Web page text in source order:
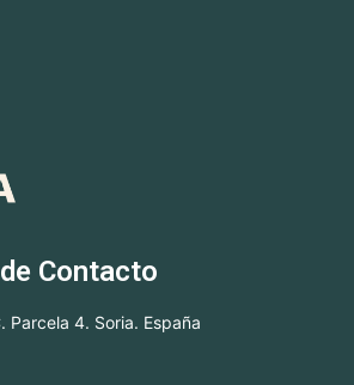
Contacto
Parcela 4. Soria. España